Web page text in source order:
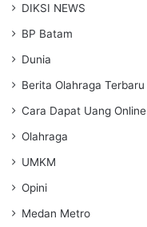
DIKSI NEWS
BP Batam
Dunia
Berita Olahraga Terbaru
Cara Dapat Uang Online
Olahraga
UMKM
Opini
Medan Metro